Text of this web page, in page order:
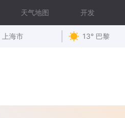
天气地图 开发
上海市 13° 巴黎